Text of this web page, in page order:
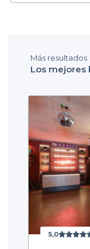
Más resultados
Los mejores
5,0